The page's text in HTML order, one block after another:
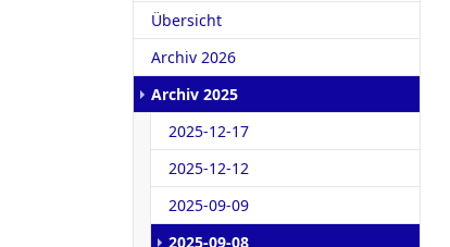
Übersicht
Archiv 2026
Archiv 2025
2025-12-17
2025-12-12
2025-09-09
2025-09-08(current)